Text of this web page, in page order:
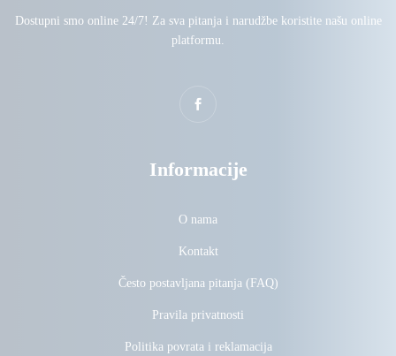
Dostupni smo online 24/7! Za sva pitanja i narudžbe koristite našu online
platformu.
Informacije
O nama
Kontakt
Često postavljana pitanja (FAQ)
Pravila privatnosti
Politika povrata i reklamacija